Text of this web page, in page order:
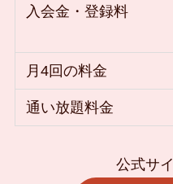
入会金・登録料
月4回の料金
通い放題料金
公式サ